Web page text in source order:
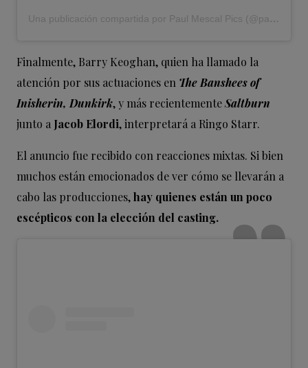
Una publicación compartida por Paul Mescal Pics (@paulmescalpics)
Finalmente, Barry Keoghan, quien ha llamado la
atención por sus actuaciones en The Banshees of
Inisherin, Dunkirk, y más recientementeSaltburn
junto a Jacob Elordi, interpretará a Ringo Starr.
El anuncio fue recibido con reacciones mixtas. Si bien
muchos están emocionados de ver cómo se llevarán a
cabo las producciones,hay quienes están un poco
escépticos con la elección del casting.